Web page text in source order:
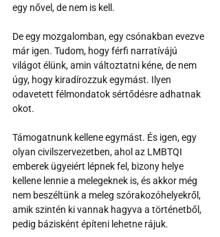
egy nővel, de nem is kell.
De egy mozgalomban, egy csónakban evezve
már igen. Tudom, hogy férfi narratívájú
világot élünk, amin változtatni kéne, de nem
úgy, hogy kiradírozzuk egymást. Ilyen
odavetett félmondatok sértődésre adhatnak
okot.
Támogatnunk kellene egymást. És igen, egy
olyan civilszervezetben, ahol az LMBTQI
emberek ügyeiért lépnek fel, bizony helye
kellene lennie a melegeknek is, és akkor még
nem beszéltünk a meleg szórakozóhelyekről,
amik szintén ki vannak hagyva a történetből,
pedig bázisként építeni lehetne rájuk.